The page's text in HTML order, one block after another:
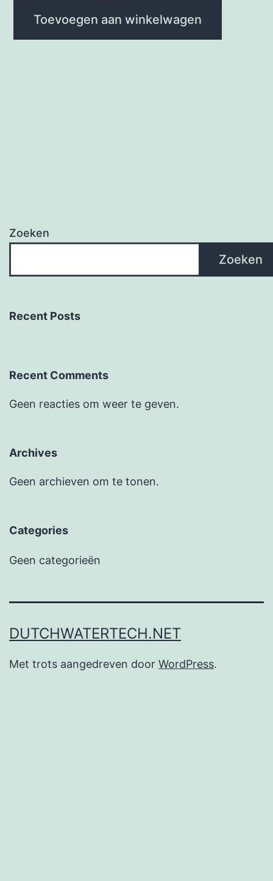
Toevoegen aan winkelwagen
Zoeken
Zoeken
Recent Posts
Recent Comments
Geen reacties om weer te geven.
Archives
Geen archieven om te tonen.
Categories
Geen categorieën
DUTCHWATERTECH.NET
Met trots aangedreven door WordPress.